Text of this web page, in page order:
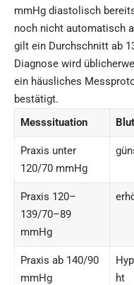
mmHg diastolisch
noch nicht automatisch
gilt ein Durchschnitt ab
Diagnose wird
ein häusliches
bestätigt.
Messsituation
Praxis unter
120/70 mmHg
Praxis 120–
139/70–89
mmHg
Praxis ab 140/90
mmHg
ht